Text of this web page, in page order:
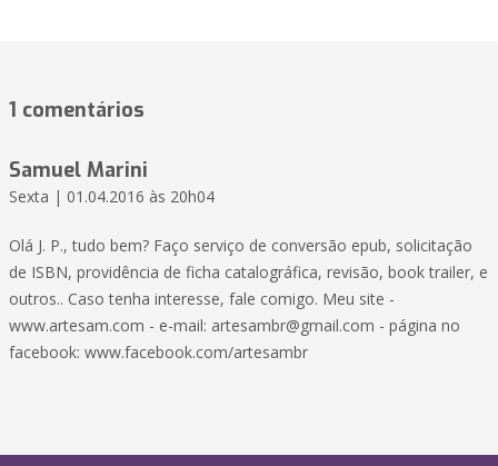
1 comentários
Samuel Marini
Sexta | 01.04.2016 às 20h04
Olá J. P., tudo bem? Faço serviço de conversão epub, solicitação
de ISBN, providência de ficha catalográfica, revisão, book trailer, e
outros.. Caso tenha interesse, fale comigo. Meu site -
www.artesam.com - e-mail: artesambr@gmail.com - página no
facebook: www.facebook.com/artesambr